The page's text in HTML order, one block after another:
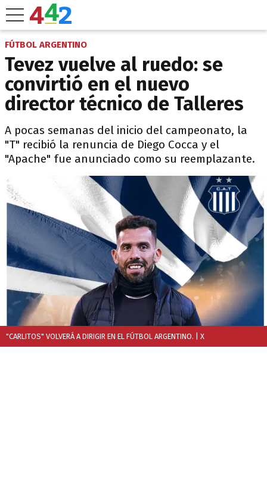
FÚTBOL ARGENTINO
Tevez vuelve al ruedo: se
convirtió en el nuevo
director técnico de Talleres
A pocas semanas del inicio del campeonato, la
"T" recibió la renuncia de Diego Cocca y el
"Apache" fue anunciado como su reemplazante.
"CARLITOS" VOLVERÁ A DIRIGIR EN EL FÚTBOL ARGENTINO. | X